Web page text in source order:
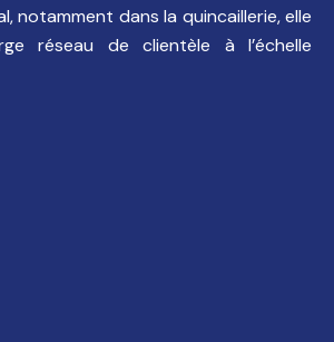
notamment dans la quincaillerie, elle
réseau de clientèle à l’échelle